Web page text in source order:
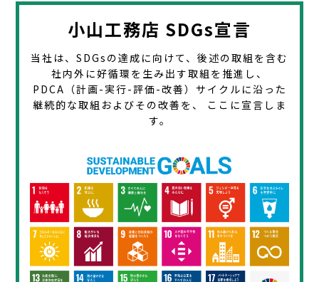
小山工務店 SDGs宣言
当社は、SDGsの達成に向けて、後述の取組を含む
社内外に好循環を生み出す取組を推進し、
PDCA（計画-実行-評価-改善）サイクルに沿った
継続的な取組およびその改善を、
ここに宣言しま
す。